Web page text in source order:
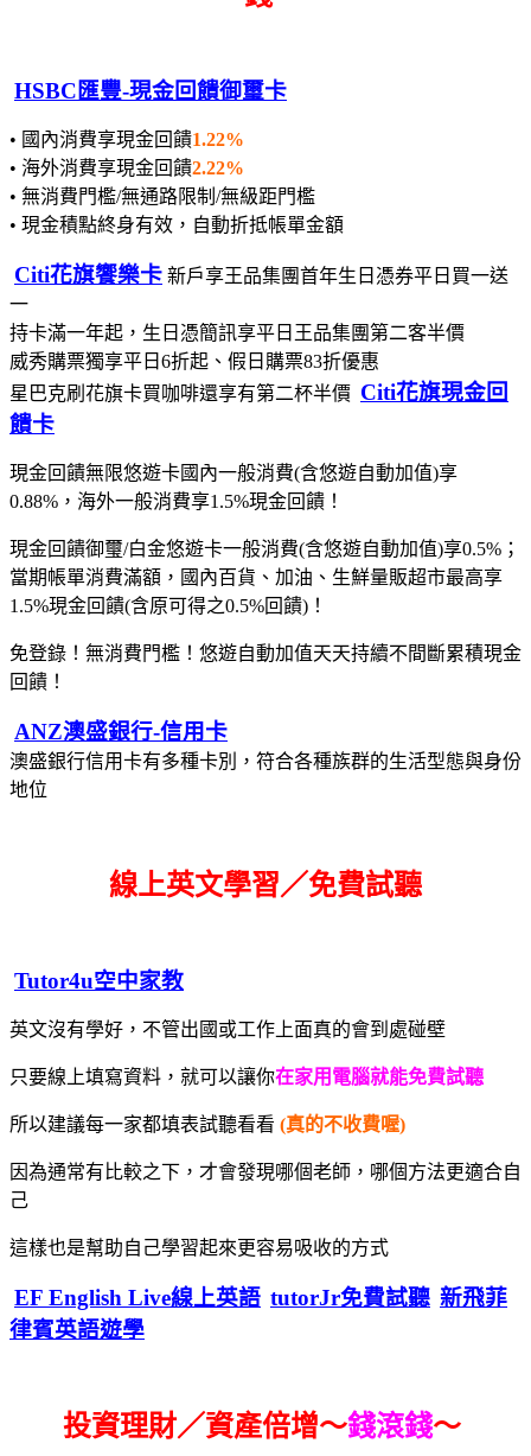
HSBC匯豐-現金回饋御璽卡
• 國內消費享現金回饋1.22%
• 海外消費享現金回饋2.22%
• 無消費門檻/無通路限制/無級距門檻
• 現金積點終身有效，自動折抵帳單金額
Citi花旗饗樂卡 新戶享王品集團首年生日憑券平日買一送
一
持卡滿一年起，生日憑簡訊享平日王品集團第二客半價
威秀購票獨享平日6折起、假日購票83折優惠
星巴克刷花旗卡買咖啡還享有第二杯半價 Citi花旗現金回
饋卡
現金回饋無限悠遊卡國內一般消費(含悠遊自動加值)享
0.88%，海外一般消費享1.5%現金回饋！
現金回饋御璽/白金悠遊卡一般消費(含悠遊自動加值)享0.5%；
當期帳單消費滿額，國內百貨、加油、生鮮量販超市最高享
1.5%現金回饋(含原可得之0.5%回饋)！
免登錄！無消費門檻！悠遊自動加值天天持續不間斷累積現金
回饋！
ANZ澳盛銀行-信用卡
澳盛銀行信用卡有多種卡別，符合各種族群的生活型態與身份
地位
線上英文學習／免費試聽
Tutor4u空中家教
英文沒有學好，不管出國或工作上面真的會到處碰壁
只要線上填寫資料，就可以讓你在家用電腦就能免費試聽
所以建議每一家都填表試聽看看 (真的不收費喔)
因為通常有比較之下，才會發現哪個老師，哪個方法更適合自
己
這樣也是幫助自己學習起來更容易吸收的方式
EF English Live線上英語 tutorJr免費試聽 新飛菲
律賓英語遊學
投資理財／資產倍增～錢滾錢～